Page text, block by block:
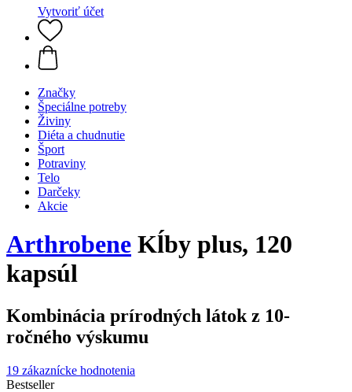
Vytvoriť účet
Značky
Špeciálne potreby
Živiny
Diéta a chudnutie
Šport
Potraviny
Telo
Darčeky
Akcie
Arthrobene Kĺby plus, 120
kapsúl
Kombinácia prírodných látok z 10-
ročného výskumu
19 zákaznícke hodnotenia
Bestseller